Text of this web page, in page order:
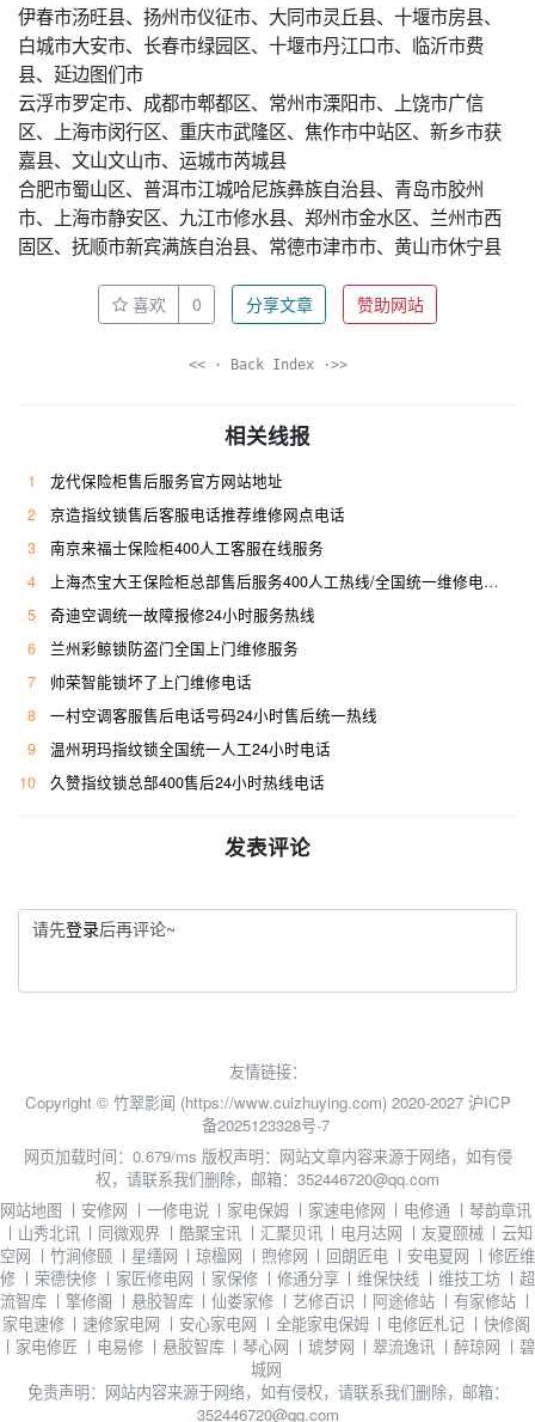
伊春市汤旺县、扬州市仪征市、大同市灵丘县、十堰市房县、
白城市大安市、长春市绿园区、十堰市丹江口市、临沂市费
县、延边图们市
云浮市罗定市、成都市郫都区、常州市溧阳市、上饶市广信
区、上海市闵行区、重庆市武隆区、焦作市中站区、新乡市获
嘉县、文山文山市、运城市芮城县
合肥市蜀山区、普洱市江城哈尼族彝族自治县、青岛市胶州
市、上海市静安区、九江市修水县、郑州市金水区、兰州市西
固区、抚顺市新宾满族自治县、常德市津市市、黄山市休宁县
喜欢 0 分享文章 赞助网站
<< · Back Index ·>>
相关线报
1
龙代保险柜售后服务官方网站地址
2
京造指纹锁售后客服电话推荐维修网点电话
3
南京来福士保险柜400人工客服在线服务
4
上海杰宝大王保险柜总部售后服务400人工热线/全国统一维修电话是多少
5
奇迪空调统一故障报修24小时服务热线
6
兰州彩鲸锁防盗门全国上门维修服务
7
帅荣智能锁坏了上门维修电话
8
一村空调客服售后电话号码24小时售后统一热线
9
温州玥玛指纹锁全国统一人工24小时电话
10
久赞指纹锁总部400售后24小时热线电话
发表评论
请先登录后再评论~
友情链接：
Copyright © 竹翠影闻 (https://www.cuizhuying.com) 2020-2027 沪ICP
备2025123328号-7
网页加载时间：0.679/ms 版权声明：网站文章内容来源于网络，如有侵
权，请联系我们删除，邮箱：352446720@qq.com
网站地图 丨 安修网 丨 一修电说 丨 家电保姆 丨 家速电修网 丨 电修通 丨琴韵章讯
丨 山秀北讯 丨 同微观界 丨 酷聚宝讯 丨 汇聚贝讯 丨 电月达网 丨 友夏颐械 丨云知
空网 丨 竹涧修颐 丨 星缮网 丨琼楹网 丨 煦修网 丨 回朗匠电 丨 安电夏网 丨 修匠维
修 丨 荣德快修 丨 家匠修电网 丨 家保修 丨 修通分享 丨维保快线 丨维技工坊 丨 超
流智库 丨 擎修阁 丨 悬胶智库 丨仙娄家修 丨 艺修百识 丨 阿途修站 丨 有家修站 丨
家电速修 丨 速修家电网 丨 安心家电网 丨 全能家电保姆 丨 电修匠札记 丨 快修阁
丨 家电修匠 丨 电易修 丨 悬胶智库 丨琴心网 丨 琥梦网 丨翠流逸讯 丨醉琼网 丨 碧
城网
免责声明：网站内容来源于网络，如有侵权，请联系我们删除，邮箱：
352446720@qq.com